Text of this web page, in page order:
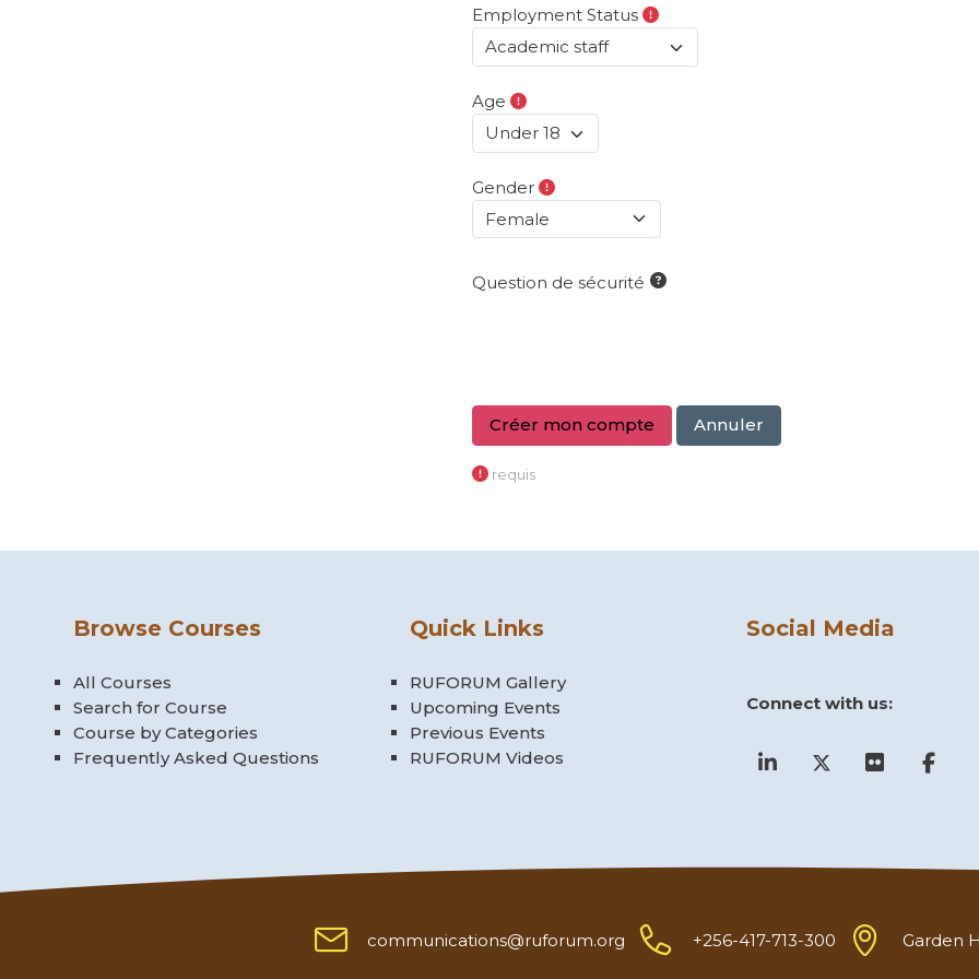
Employment Status
Age
Gender
Question de sécurité
requis
Browse Courses
All Courses
Search for Course
Course by Categories
Frequently Asked Questions
Quick Links
RUFORUM Gallery
Upcoming Events
Previous Events
RUFORUM Videos
Social Media
Connect with us:
communications@ruforum.org +256-417-713-300 Garden